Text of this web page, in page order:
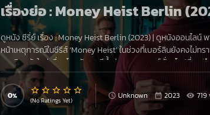
เรื่องย่อ : Money Heist Berlin
ดูหนัง ซีรี่ย์ เรื่อง:Money Heist Berlin (2023)|ดูหนังออนไลน์พ
หน้าเหตุการณ์ในซีรีส์ ‘Money Heist’ ในช่วงที่เบอร์ลินยังคงไม่
สมาชิกหน้าใหม่เพื่อขโมยอัญมณีล้ำค่าของราชวงศ์ทั่วยุโรปที่ถูกน
ซีรีส์ ‘Money Heist’ ในซีซันที่ 5 โดยบอกลาตัวละครระดับตำน
เรื่องราวมันยังดำเนินต่อไป แม้จะมีเวอร์ชันรีเมกของเกาหลีมา
ตรงกันว่ายังสู้รสชาติดั้งเดิมที่แม้จะติดเลี่ยนดราม่าไปสักหน่อยไม่ไ
0 (No Ratings Yet) Unknown 2023 719